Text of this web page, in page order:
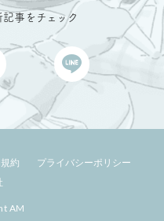
事をチェック
約
プライバシーポリシー
AM